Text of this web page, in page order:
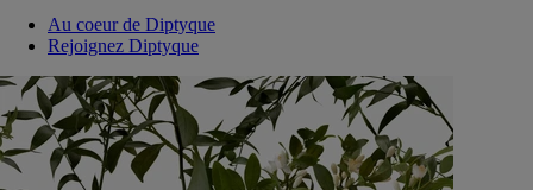
Au coeur de Diptyque
Rejoignez Diptyque